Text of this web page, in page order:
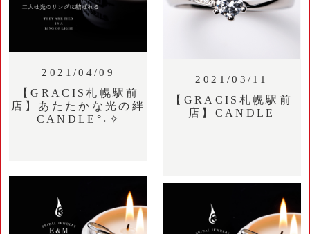
2021/04/09
【GRACIS札幌駅前
店】あたたかな光の絆
CANDLE°˖✧
2021/03/11
【GRACIS札幌駅前
店】CANDLE